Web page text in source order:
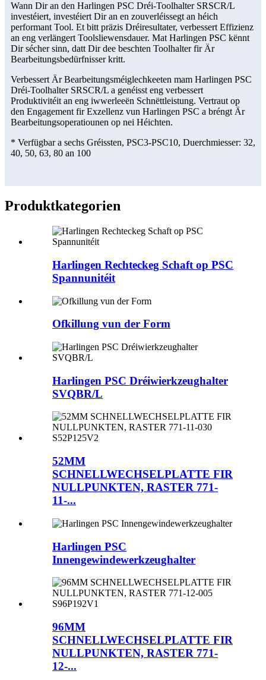
Wann Dir an den Harlingen PSC Dréi-Toolhalter SRSCR/L
investéiert, investéiert Dir an en zouverléissegt an héich
performant Tool. Et bitt präzis Dréiresultater, verbessert Effizienz
an eng verlängert Toolsliewensdauer. Mat Harlingen PSC kënnt
Dir sécher sinn, datt Dir dee beschten Toolhalter fir Är
Bearbeitungsbedürfnisser kritt.
Verbessert Är Bearbeitungsméiglechkeeten mam Harlingen PSC
Dréi-Toolhalter SRSCR/L a genéisst eng verbessert
Produktivitéit an eng iwwerleeën Schnëttleistung. Vertraut op
den Engagement fir Exzellenz vun Harlingen PSC a bréngt Är
Bearbeitungsoperatiounen op nei Héichten.
* Verfügbar a sechs Gréissten, PSC3-PSC10, Duerchmiesser: 32,
40, 50, 63, 80 an 100
Produktkategorien
Harlingen Rechteckeg Schaft op PSC
Spannunitéit
Ofkillung vun der Form
Harlingen PSC Dréiwierkzeughalter
SVQBR/L
52MM
SCHNELLWECHSELPLATTE FIR
NULLPUNKTEN, RASTER 771-
11-...
Harlingen PSC
Innengewindewerkzeughalter
96MM
SCHNELLWECHSELPLATTE FIR
NULLPUNKTEN, RASTER 771-
12-...